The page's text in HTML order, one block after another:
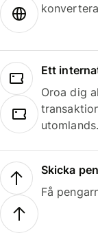
Ett
Oroa dig
utomlands.
Skicka
Få